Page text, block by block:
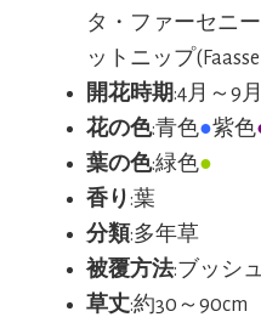
タ・ファーセニ
ットニップ
開花時期:4月～9月
花の色:青色●紫色
葉の色:緑色●
香り:葉
分類:多年草
被覆方法:ブッシ
草丈:約30～90cm